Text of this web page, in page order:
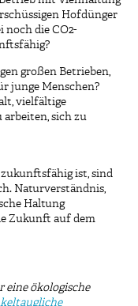
Hofdünger
noch die CO2-
großen Betrieben,
junge Menschen?
vielfältige
sich zu
ist, sind
Naturverständnis,
Haltung
Zukunft auf dem
ökologische